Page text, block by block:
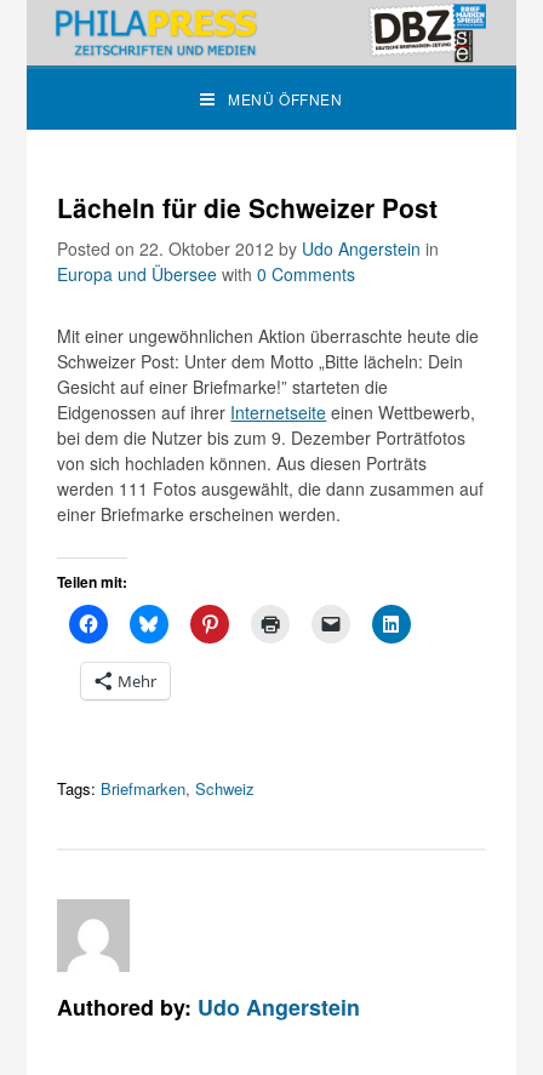
MENÜ ÖFFNEN
Lächeln für die Schweizer Post
Posted on 22. Oktober 2012by Udo Angerstein in
Europa und Übersee with0 Comments
Mit einer ungewöhnlichen Aktion überraschte heute die
Schweizer Post: Unter dem Motto „Bitte lächeln: Dein
Gesicht auf einer Briefmarke!” starteten die
Eidgenossen auf ihrer Internetseite einen Wettbewerb,
bei dem die Nutzer bis zum 9. Dezember Porträtfotos
von sich hochladen können. Aus diesen Porträts
werden 111 Fotos ausgewählt, die dann zusammen auf
einer Briefmarke erscheinen werden.
Teilen mit:
Mehr
Tags: Briefmarken,Schweiz
Authored by: Udo Angerstein